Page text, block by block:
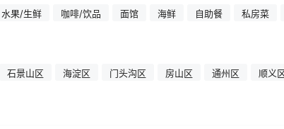
水果/生鲜 咖啡/饮品 面馆 海鲜 自助餐 私房菜
石景山区 海淀区 门头沟区 房山区 通州区 顺义